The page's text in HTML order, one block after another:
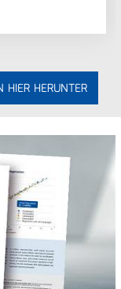
HIER HERUNTER